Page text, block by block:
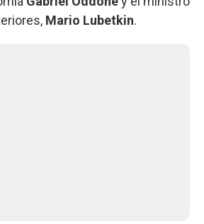
Mario Lubetkin.